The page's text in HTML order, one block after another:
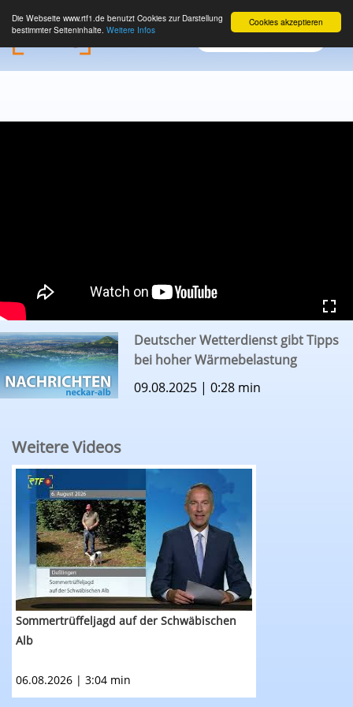
Cookies akzeptieren
Die Webseite www.rtf1.de benutzt Cookies zur Darstellung
bestimmter Seiteninhalte. Weitere Infos
Deutscher Wetterdienst gibt Tipps
bei hoher Wärmebelastung
09.08.2025 | 0:28 min
Weitere Videos
RTF.1-Nachrichten: Sommertrüffeljagd auf der
Sommertrüffeljagd auf der Schwäbischen
Alb
06.08.2026 | 3:04 min